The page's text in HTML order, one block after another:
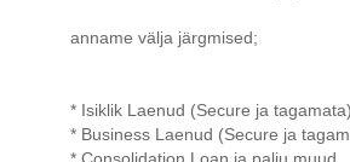
anname välja järgmised;
* Isiklik Laenud (Secure ja tagamata)
* Business Laenud (Secure ja
* Consolidation Loan ja palju muud.